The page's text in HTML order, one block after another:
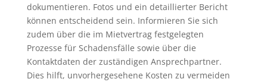
dokumentieren. Fotos und ein detaillierter Bericht
können entscheidend sein. Informieren Sie sich
zudem über die im Mietvertrag festgelegten
Prozesse für Schadensfälle sowie über die
Kontaktdaten der zuständigen Ansprechpartner.
Dies hilft, unvorhergesehene Kosten zu vermeiden